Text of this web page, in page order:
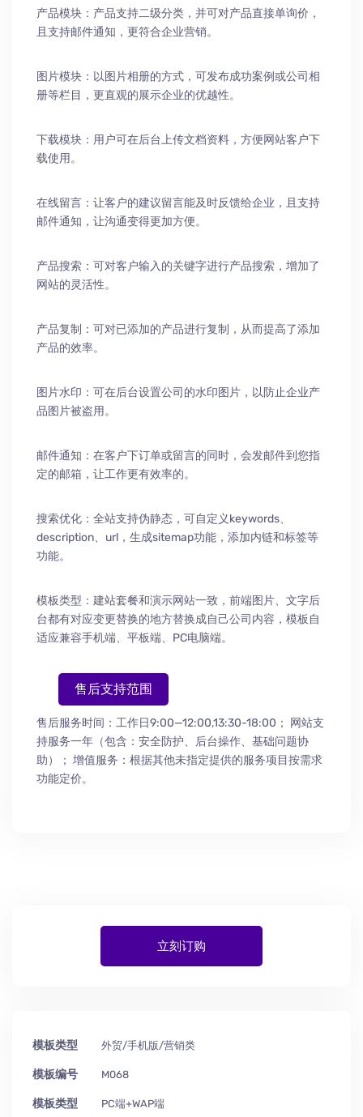
产品模块：产品支持二级分类，并可对产品直接单询价，
且支持邮件通知，更符合企业营销。
图片模块：以图片相册的方式，可发布成功案例或公司相
册等栏目，更直观的展示企业的优越性。
下载模块：用户可在后台上传文档资料，方便网站客户下
载使用。
在线留言：让客户的建议留言能及时反馈给企业，且支持
邮件通知，让沟通变得更加方便。
产品搜索：可对客户输入的关键字进行产品搜索，增加了
网站的灵活性。
产品复制：可对已添加的产品进行复制，从而提高了添加
产品的效率。
图片水印：可在后台设置公司的水印图片，以防止企业产
品图片被盗用。
邮件通知：在客户下订单或留言的同时，会发邮件到您指
定的邮箱，让工作更有效率的。
搜索优化：全站支持伪静态，可自定义keywords、
description、url，生成sitemap功能，添加内链和标签等
功能。
模板类型：建站套餐和演示网站一致，前端图片、文字后
台都有对应变更替换的地方替换成自己公司内容，模板自
适应兼容手机端、平板端、PC电脑端。
售后支持范围
售后服务时间：工作日9:00—12:00,13:30-18:00；
网站支
持服务一年（包含：安全防护、 后台操作、 基础问题协
助）
； 增值服务：根据其他未指定提供的服务项目按需求
功能定价。
立刻订购
模板类型 外贸/手机版/营销类
模板编号 M068
模板类型 PC端+WAP端